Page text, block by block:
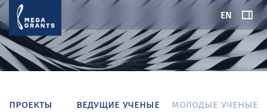
EN
проекты ведущие ученые молодые ученые